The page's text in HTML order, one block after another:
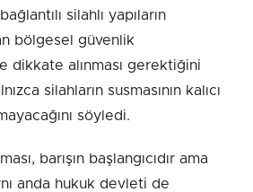
silahlı yapıların
bölgesel güvenlik
dikkate alınması gerektiğini
silahların susmasının kalıcı
söyledi.
barışın başlangıcıdır ama
anda hukuk devleti de